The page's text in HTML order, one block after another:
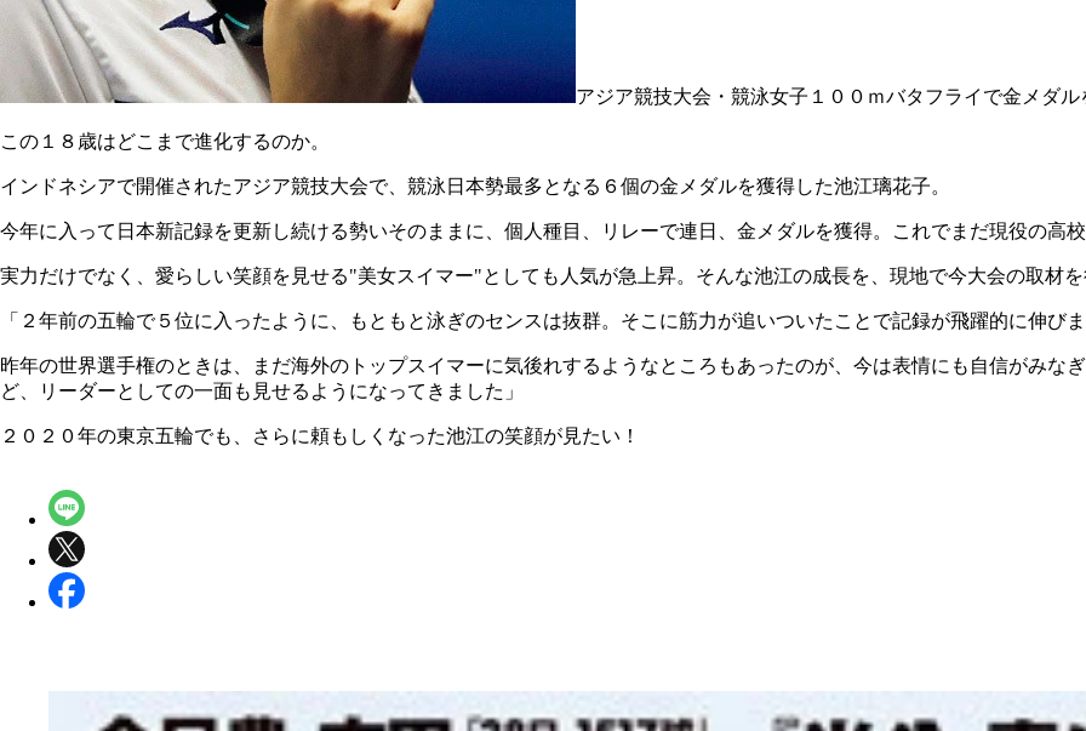
アジア競技大会・競泳女子１００ｍバタフライで金メダ
この１８歳はどこまで進化するのか。
インドネシアで開催されたアジア競技大会で、競泳日本勢最多となる６個の金メダルを獲得した池江璃花子。
今年に入って日本新記録を更新し続ける勢いそのままに、個人種目、リレーで連日、金メダルを獲得。これでまだ現役の高
実力だけでなく、愛らしい笑顔を見せる"美女スイマー"としても人気が急上昇。そんな池江の成長を、現地で今大会の取材
「２年前の五輪で５位に入ったように、もともと泳ぎのセンスは抜群。そこに筋力が追いついたことで記録が飛躍的に伸びま
昨年の世界選手権のときは、まだ海外のトップスイマーに気後れするようなところもあったのが、今は表情にも自信がみな
ど、リーダーとしての一面も見せるようになってきました」
２０２０年の東京五輪でも、さらに頼もしくなった池江の笑顔が見たい！